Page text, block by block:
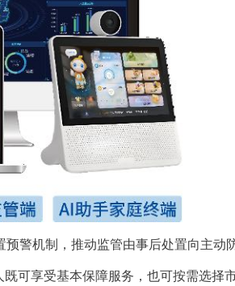
警机制，推动监管由事后处置向主动
可享受基本保障服务，也可按需选择